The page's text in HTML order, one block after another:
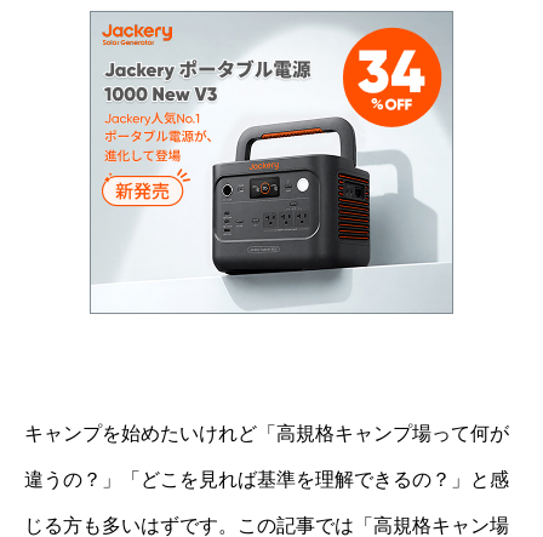
キャンプを始めたいけれど「高規格キャンプ場って何が
違うの？」「どこを見れば基準を理解できるの？」と感
じる方も多いはずです。この記事では「高規格キャン場